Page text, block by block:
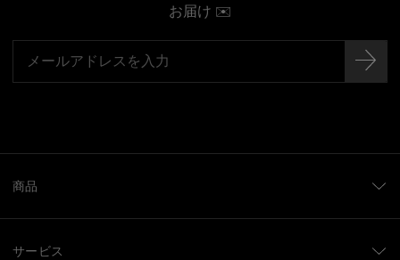
お届け ✉️
商品
サービス